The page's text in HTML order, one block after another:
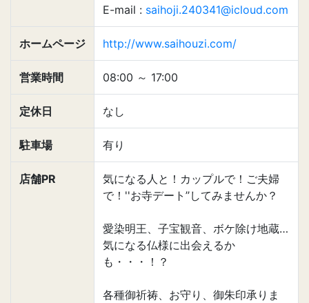
E-mail : saihoji.240341@icloud.com
ホームページ http://www.saihouzi.com/
営業時間 08:00 ～ 17:00
定休日 なし
駐車場 有り
店舗PR
気になる人と！カップルで！ご夫婦
で！''お寺デート’’してみませんか？
愛染明王、子宝観音、ボケ除け地蔵…
気になる仏様に出会えるか
も・・・！？
各種御祈祷、お守り、御朱印承りま